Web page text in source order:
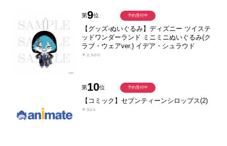
第9位
【グッズ-ぬいぐるみ】ディズニー ツイステ
ッドワンダーランド ミニミニぬいぐるみ(ク
ラブ・ウェアver.) イデア・シュラウド
￥2,500
予約受付中
第10位
【コミック】セブンティーンシロップス(2)
￥924
予約受付中